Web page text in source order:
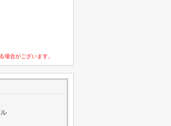
合がございます。